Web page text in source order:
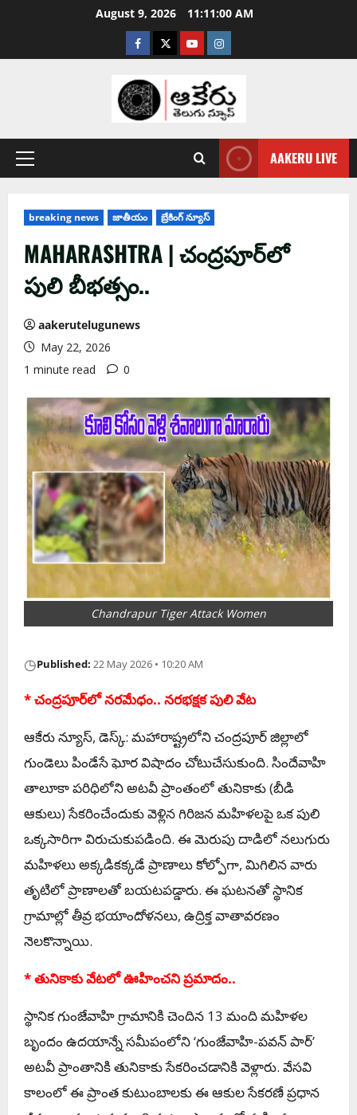
August 9, 2026 11:11:02 AM
AAKERU LIVE
breaking news జాతీయం బ్రేకింగ్ న్యూస్
MAHARASHTRA | చంద్రపూర్‌లో
పులి బీభత్సం..
aakerutelugunews
May 22, 2026
1 minute read
0
Chandrapur Tiger Attack Women
◷Published: 22 May 2026 • 10:20 AM
* చంద్రపూర్‌లో నరమేధం.. నరభక్షక పులి వేట
ఆకేరు న్యూస్, డెస్క్: మహారాష్ట్రలోని చంద్రపూర్ జిల్లాలో
గుండెలు పిండేసే ఘోర విషాదం చోటుచేసుకుంది. సిందేవాహి
తాలూకా పరిధిలోని అటవీ ప్రాంతంలో తునికాకు (బీడి
ఆకులు) సేకరించేందుకు వెళ్లిన గిరిజన మహిళలపై ఒక పులి
ఒక్కసారిగా విరుచుకుపడింది. ఈ మెరుపు దాడిలో నలుగురు
మహిళలు అక్కడికక్కడే ప్రాణాలు కోల్పోగా, మిగిలిన వారు
తృటిలో ప్రాణాలతో బయటపడ్డారు. ఈ ఘటనతో స్థానిక
గ్రామాల్లో తీవ్ర భయాందోళనలు, ఉద్రిక్త వాతావరణం
నెలకొన్నాయి.
* తునికాకు వేటలో ఊహించని ప్రమాదం..
స్థానిక గుంజేవాహి గ్రామానికి చెందిన 13 మంది మహిళల
బృందం ఉదయాన్నే సమీపంలోని ‘గుంజేవాహి-పవన్ పార్’
అటవీ ప్రాంతానికి తునికాకు సేకరించడానికి వెళ్లారు. వేసవి
కాలంలో ఈ ప్రాంత కుటుంబాలకు ఈ ఆకుల సేకరణే ప్రధాన